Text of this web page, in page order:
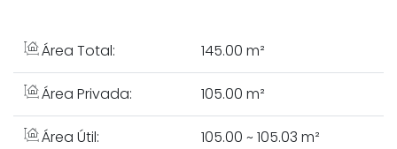
Área Total: 145.00 m²
Área Privada: 105.00 m²
Área Útil: 105.00 ~ 105.03 m²